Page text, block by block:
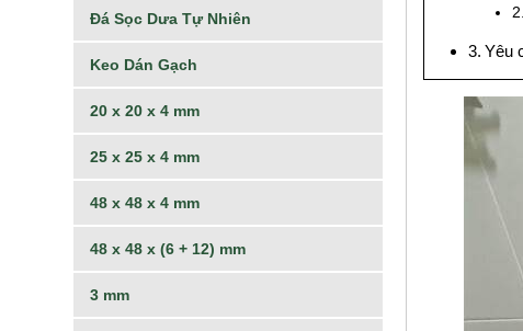
Yêu
Đá Sọc Dưa Tự Nhiên
Keo Dán Gạch
20 x 20 x 4 mm
25 x 25 x 4 mm
48 x 48 x 4 mm
48 x 48 x (6 + 12) mm
3 mm